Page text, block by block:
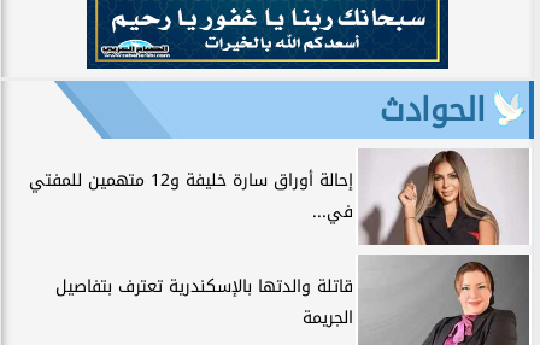
الحوادث
إحالة أوراق سارة خليفة و12 متهمين للمفتي
في...
قاتلة والدتها بالإسكندرية تعترف بتفاصيل
الجريمة